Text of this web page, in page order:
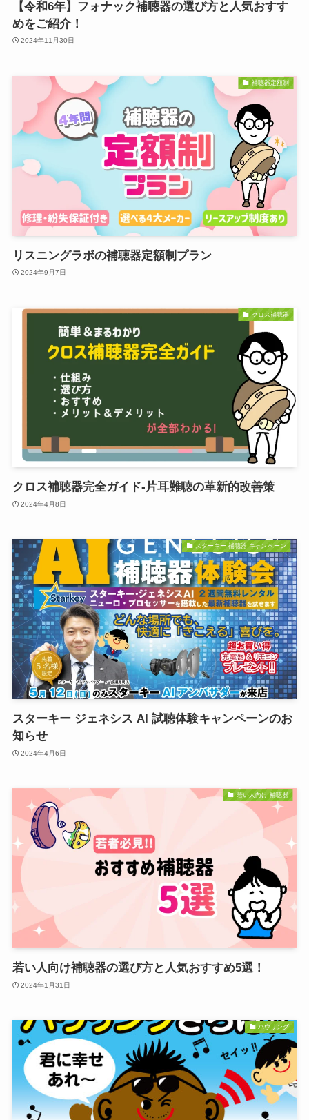
【令和6年】フォナック補聴器の選び方と人気おすす
めをご紹介！
2024年11月30日
補聴器定額制
リスニングラボの補聴器定額制プラン
2024年9月7日
クロス補聴器
クロス補聴器完全ガイド-片耳難聴の革新的改善策
2024年4月8日
スターキー 補聴器 キャンペーン
スターキー ジェネシス AI 試聴体験キャンペーンのお
知らせ
2024年4月6日
若い人向け 補聴器
若い人向け補聴器の選び方と人気おすすめ5選！
2024年1月31日
ハウリング